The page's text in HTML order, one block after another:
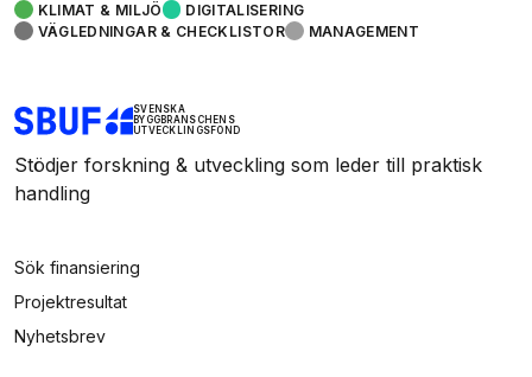
KLIMAT & MILJÖ
DIGITALISERING
VÄGLEDNINGAR & CHECKLISTOR
MANAGEMENT
SVENSKA
BYGGBRANSCHENS
UTVECKLINGSFOND
Stödjer forskning & utveckling som leder till praktisk
handling
Sök finansiering
Projektresultat
Nyhetsbrev